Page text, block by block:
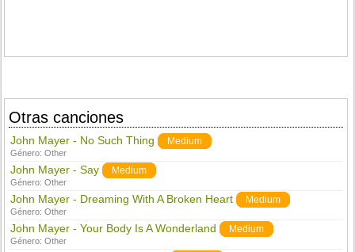
Otras canciones
John Mayer - No Such Thing Medium
Género:Other
John Mayer - Say Medium
Género:Other
John Mayer - Dreaming With A Broken Heart Medium
Género:Other
John Mayer - Your Body Is A Wonderland Medium
Género:Other